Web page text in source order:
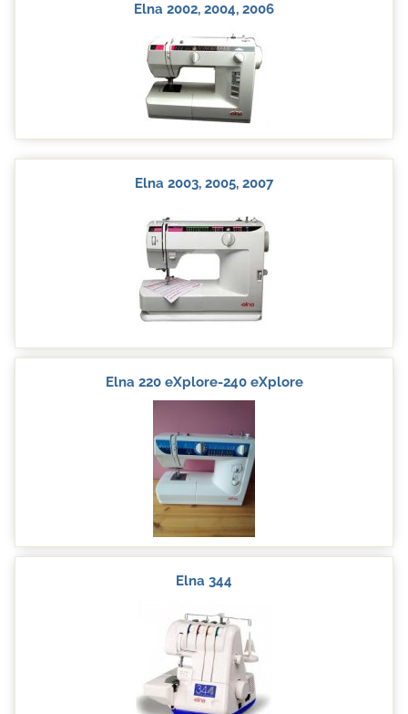
Elna 2002, 2004, 2006
Elna 2003, 2005, 2007
Elna 220 eXplore-240 eXplore
Elna 344